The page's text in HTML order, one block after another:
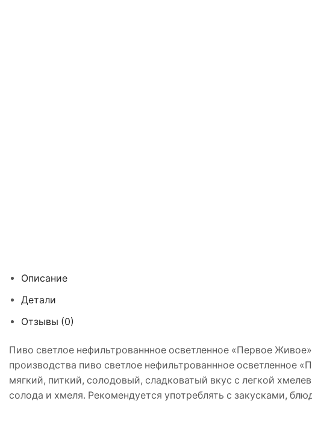
Описание
Детали
Отзывы (0)
Пиво светлое нефильтрованнное осветленное «Первое
производства пиво светлое нефильтрованнное
мягкий, питкий, солодовый, сладковатый вкус с легкой
солода и хмеля. Рекомендуется употреблять с закусками,